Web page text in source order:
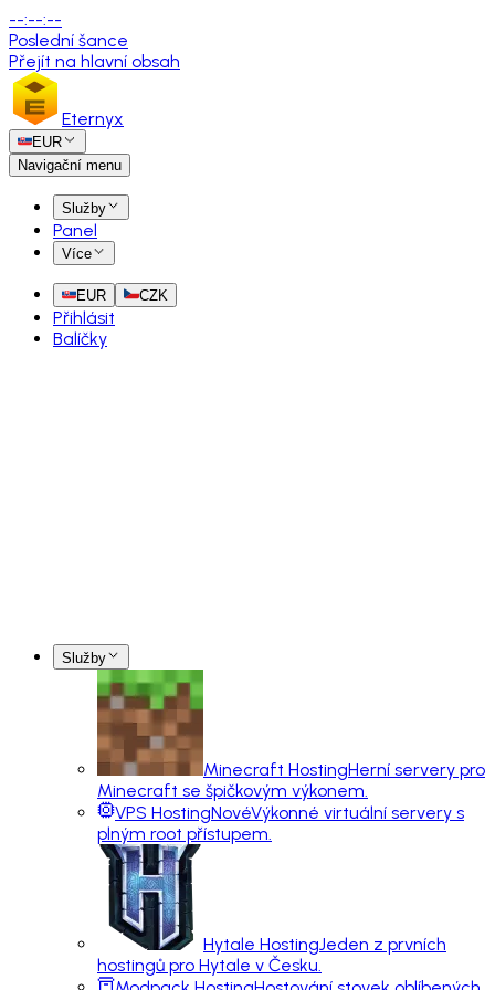
--:--:--
Poslední šance
Přejít na hlavní obsah
Eternyx
EUR
Navigační menu
Služby
Panel
Více
EUR CZK
Přihlásit
Balíčky
Služby
Minecraft HostingHerní servery pro
Minecraft se špičkovým výkonem.
VPS HostingNovéVýkonné virtuální servery s
plným root přístupem.
Hytale HostingJeden z prvních
hostingů pro Hytale v Česku.